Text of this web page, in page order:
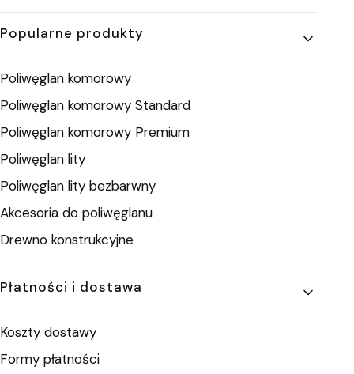
Popularne produkty
Poliwęglan komorowy
Poliwęglan komorowy Standard
Poliwęglan komorowy Premium
Poliwęglan lity
Poliwęglan lity bezbarwny
Akcesoria do poliwęglanu
Drewno konstrukcyjne
Płatności i dostawa
Koszty dostawy
Formy płatności